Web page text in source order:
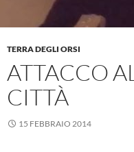
TERRA DEGLI ORSI
ATTACCO
CITTÀ
15 FEBBRAIO 2014